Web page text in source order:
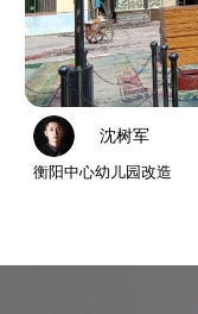
沈树军
衡阳中心幼儿园改造